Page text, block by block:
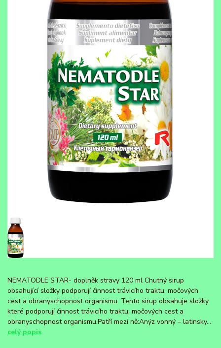
NEMATODLE STAR- doplněk stravy 120 ml Chutný sirup
obsahující složky podporují činnost trávicího traktu, močových
cest a obranyschopnost organismu. Tento sirup obsahuje složky,
které podporují činnost trávicího traktu, močových cest a
obranyschopnost organismu.Patří mezi ně:Anýz vonný – latinsky...
celý popis